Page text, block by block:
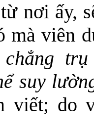
nơi ấy,
màviên
suy
viết; do